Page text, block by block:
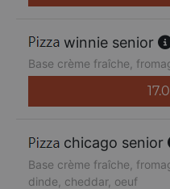
winnie senior
Base crème fraîche,
chicago senior
Base crème fraîche,
dinde, cheddar, oeuf